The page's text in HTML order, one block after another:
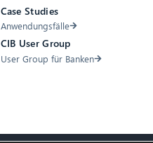
Case Studies
Anwendungsfälle
CIB User Group
User Group für Banken